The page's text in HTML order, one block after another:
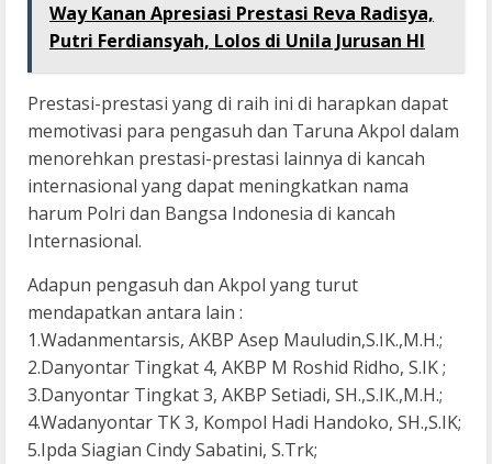
Way Kanan Apresiasi Prestasi Reva Radisya,
Putri Ferdiansyah, Lolos di Unila Jurusan HI
Prestasi-prestasi yang di raih ini di harapkan dapat
memotivasi para pengasuh dan Taruna Akpol dalam
menorehkan prestasi-prestasi lainnya di kancah
internasional yang dapat meningkatkan nama
harum Polri dan Bangsa Indonesia di kancah
Internasional.
Adapun pengasuh dan Akpol yang turut
mendapatkan antara lain :
1.Wadanmentarsis, AKBP Asep Mauludin,S.IK.,M.H.;
2.Danyontar Tingkat 4, AKBP M Roshid Ridho, S.IK ;
3.Danyontar Tingkat 3, AKBP Setiadi, SH.,S.IK.,M.H.;
4.Wadanyontar TK 3, Kompol Hadi Handoko, SH.,S.IK;
5.Ipda Siagian Cindy Sabatini, S.Trk;